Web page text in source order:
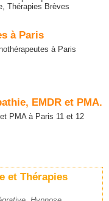
Thérapies Brèves
à Paris
à Paris
EMDR et PMA.
PMA à Paris 11 et 12
et Thérapies